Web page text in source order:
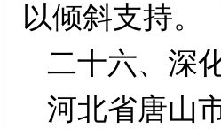
以倾斜支持。
二十六、深
河北省唐山